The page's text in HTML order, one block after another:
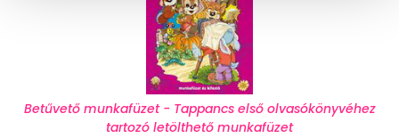
Betűvető munkafüzet - Tappancs első olvasókönyvéhez
tartozó letölthető munkafüzet